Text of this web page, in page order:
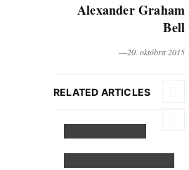
Alexander Graham
Bell
―20. októbra 2015
RELATED ARTICLES
Zdieľací
Oznam